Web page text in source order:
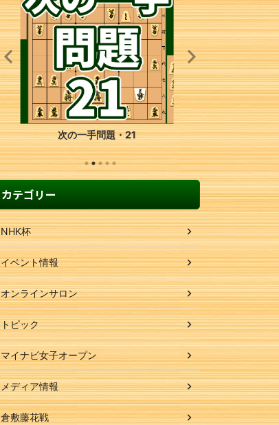
次の一手問題・21
カテゴリー
NHK杯
イベント情報
オンラインサロン
トピック
マイナビ女子オープン
メディア情報
倉敷藤花戦